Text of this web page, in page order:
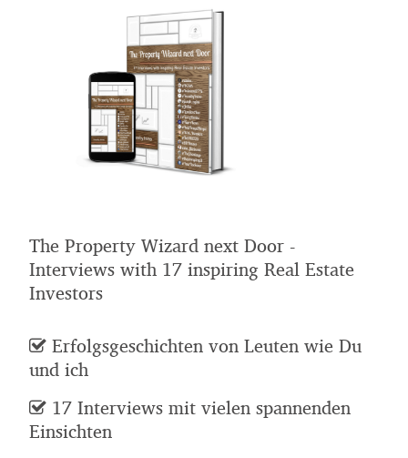
The Property Wizard next Door -
Interviews with 17 inspiring Real Estate
Investors
Erfolgsgeschichten von Leuten wie Du
und ich
17 Interviews mit vielen spannenden
Einsichten